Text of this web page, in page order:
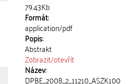
79.43Kb
Formát:
application/pdf
Popis:
Abstrakt
Zobrazit/otevřít
Název:
DPBE_2008_2_11210_ASZK100